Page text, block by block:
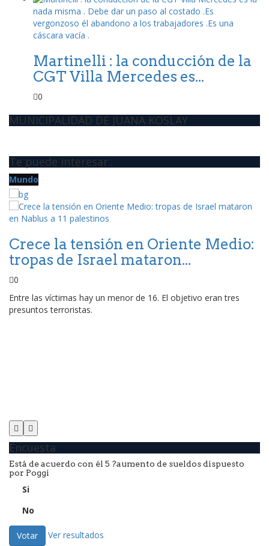
Martinelli : la conducción de la
CGT Villa Mercedes es...
0
MUNICIPALIDAD DE JUANA KOSLAY
Te puede interesar..
Mundo
Crece la tensión en Oriente Medio:
tropas de Israel mataron...
0
Entre las víctimas hay un menor de 16. El objetivo eran tres
presuntos terroristas.
Encuesta
Está de acuerdo con él 5 ?aumento de sueldos dispuesto
por Poggi
Si
No
Votar Ver resultados